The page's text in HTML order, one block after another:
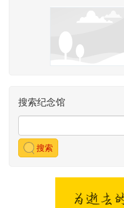
搜索纪念馆
搜索